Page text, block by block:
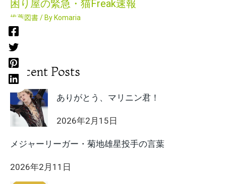
困り屋の緊急・猫Freak速報
推薦図書/ ByKomaria
Recent Posts
ありがとう、マリニン君！
2026年2月15日
メジャーリーガー・菊地雄星投手の言葉
2026年2月11日